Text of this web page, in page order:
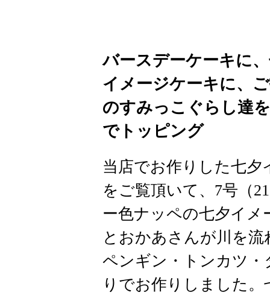
バースデーケーキに
イメージケーキに、
のすみっこぐらし達
でトッピング
当店でお作りした七
をご覧頂いて、7号（
ー色ナッペの七夕イ
とおかあさんが川を
ペンギン・トンカツ
りでお作りしました